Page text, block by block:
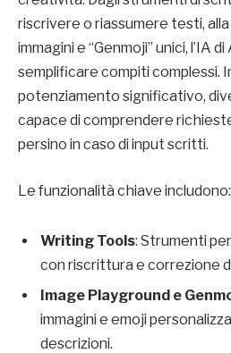
riscrivere o riassumere testi,
immagini e “Genmoji” unici, l’IA
semplificare compiti complessi.
potenziamento significativo,
capace di comprendere
persino in caso di input scritti.
Le funzionalità chiave includono:
Writing Tools: Strumenti
con riscrittura e correzione
Image Playground e
immagini e emoji
descrizioni.